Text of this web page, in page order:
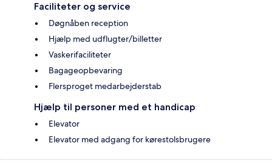
Faciliteter og service
Døgnåben reception
Hjælp med udflugter/billetter
Vaskerifaciliteter
Bagageopbevaring
Flersproget medarbejderstab
Hjælp til personer med et handicap
Elevator
Elevator med adgang for kørestolsbrugere